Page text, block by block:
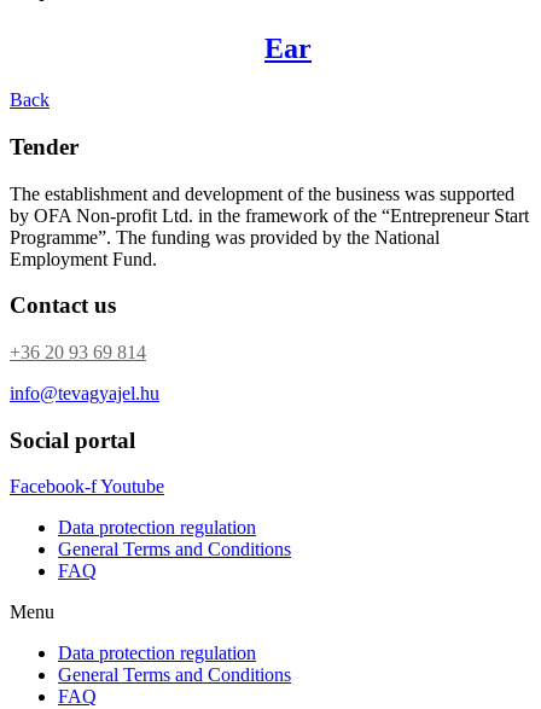
Ear
Back
Tender
The establishment and development of the business was supported
by OFA Non-profit Ltd. in the framework of the “Entrepreneur Start
Programme”. The funding was provided by the National
Employment Fund.
Contact us
+36 20 93 69 814
info@tevagyajel.hu
Social portal
Facebook-fYoutube
Data protection regulation
General Terms and Conditions
FAQ
Menu
Data protection regulation
General Terms and Conditions
FAQ